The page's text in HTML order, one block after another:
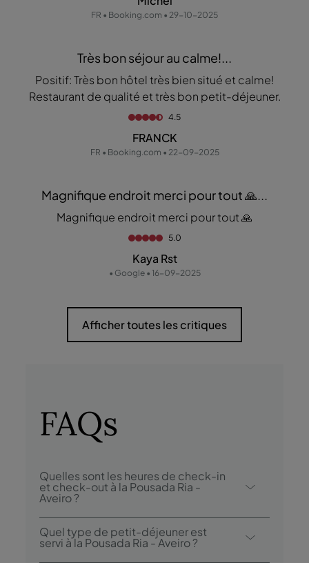
FR • Booking.com • 29-10-2025
Très bon séjour au calme!...
Positif: Très bon hôtel très bien situé et calme!
Restaurant de qualité et très bon petit-déjeuner.
4.5
FRANCK
FR • Booking.com • 22-09-2025
Magnifique endroit merci pour tout 🙏...
Magnifique endroit merci pour tout 🙏
5.0
Kaya Rst
• Google • 16-09-2025
Afficher toutes les critiques
FAQs
Quelles sont les heures de check-in
et check-out à la Pousada Ria -
Aveiro ?
Le check-in à la Pousada Ria - Aveiro est
possible à partir de 15h00, et le check-out
jusqu’à 12h00.
Quel type de petit-déjeuner est
servi à la Pousada Ria - Aveiro ?